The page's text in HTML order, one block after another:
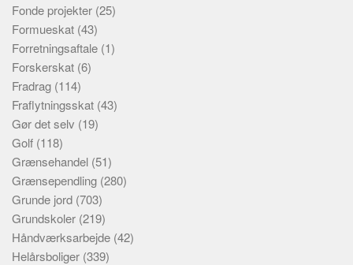
Fonde projekter (25)
Formueskat (43)
Forretningsaftale (1)
Forskerskat (6)
Fradrag (114)
Fraflytningsskat (43)
Gør det selv (19)
Golf (118)
Grænsehandel (51)
Grænsependling (280)
Grunde jord (703)
Grundskoler (219)
Håndværksarbejde (42)
Helårsboliger (339)